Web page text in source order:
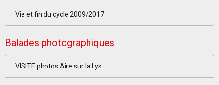
Vie et fin du cycle 2009/2017
Balades photographiques
VISITE photos Aire sur la Lys